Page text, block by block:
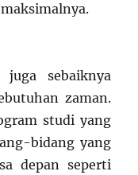
sebaiknya
zaman.
studi yang
bidang yang
depan seperti